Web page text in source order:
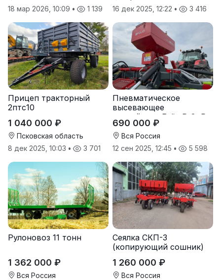
18 мар 2026, 10:09 • 1 139
16 дек 2025, 12:22 • 3 416
Прицеп тракторный
2птс10
1 040 000 ₽
Псковская область
8 дек 2025, 10:03 • 3 701
Пневматическое
высевающее
устройство Folio R-8, R-
12
690 000 ₽
Вся Россия
12 сен 2025, 12:45 • 5 598
Рулоновоз 11 тонн
1 362 000 ₽
Вся Россия
Сеялка СКП-3
(копирующий сошник)
1 260 000 ₽
Вся Россия